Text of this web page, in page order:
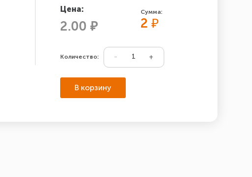
Цена:
2.00 ₽
Сумма:
2₽
Количество:
В корзину